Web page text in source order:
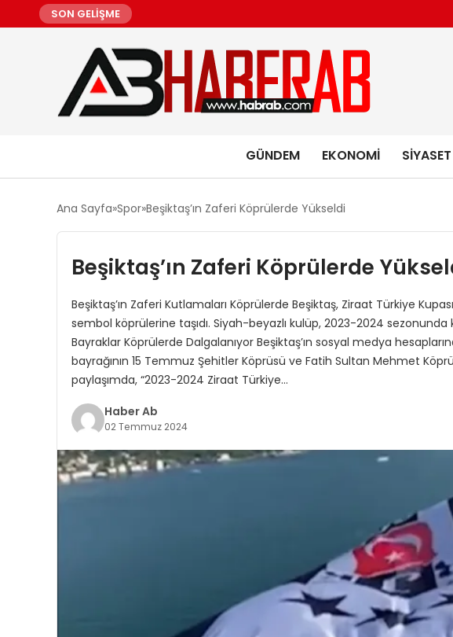
SON GELİŞME
GÜNDEM EKONOMI SIYASET
Ana Sayfa Spor Beşiktaş’ın Zaferi Köprülerde Yükseldi
Beşiktaş’ın Zaferi Köprülerde
Beşiktaş’ın Zaferi Kutlamaları Köprülerde Beşiktaş, Ziraat Türkiye
sembol köprülerine taşıdı. Siyah-beyazlı kulüp, 2023-2024
Bayraklar Köprülerde Dalgalanıyor Beşiktaş’ın sosyal medya
bayrağının 15 Temmuz Şehitler Köprüsü ve Fatih Sultan Mehmet
paylaşımda, “2023-2024 Ziraat Türkiye…
Haber Ab
02 Temmuz 2024